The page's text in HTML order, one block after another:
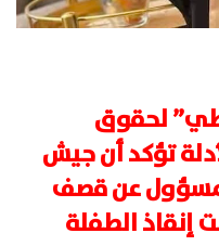
لحقوق
تؤكد أن جيش
عن قصف
إنقاذ الطفلة